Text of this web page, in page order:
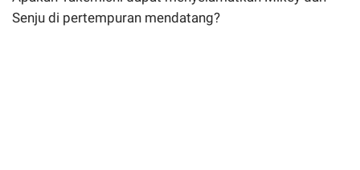
Senju di pertempuran mendatang?